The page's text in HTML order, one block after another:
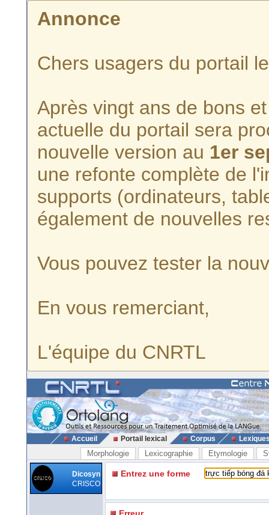
Annonce
Chers usagers du portail
Après vingt ans de bons
actuelle du portail sera
nouvelle version au 1er
une refonte complète de
supports (ordinateurs,
également de nouvelles
Vous pouvez tester la
En vous remerciant,
L'équipe du CNRTL
Accueil Portail lexical Corpus
Morphologie Lexicographie Etymologie
Dicosyn
CRISCO
Entrez une forme